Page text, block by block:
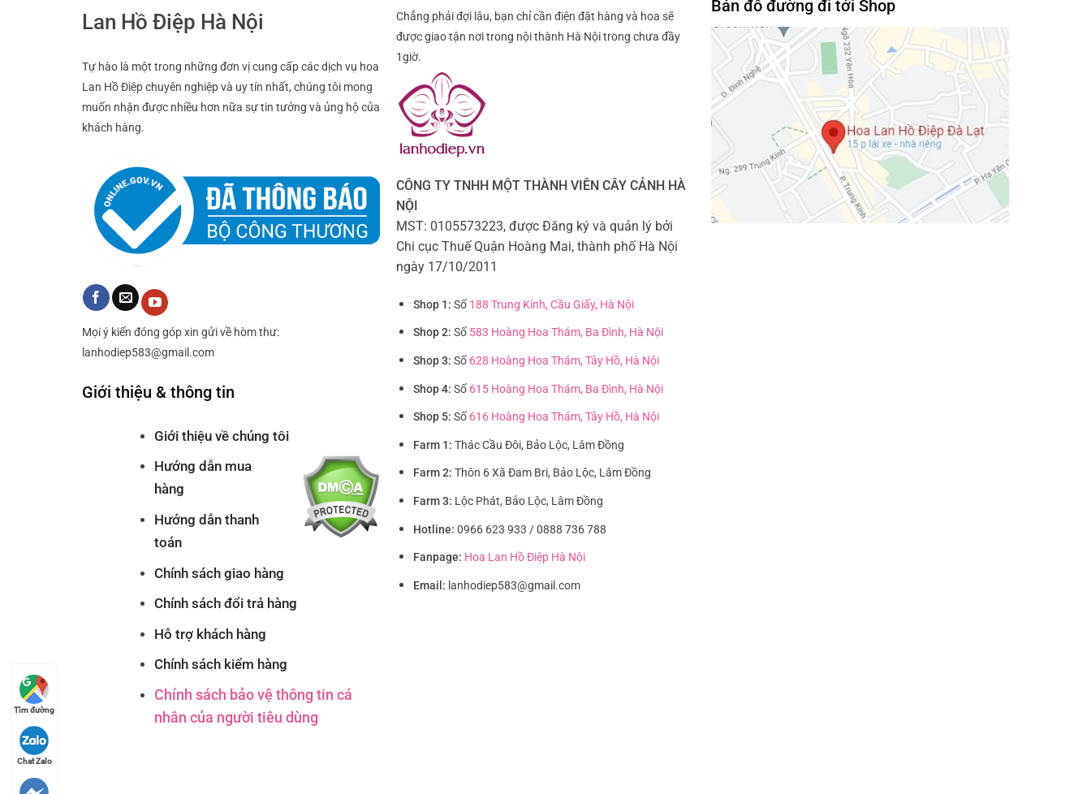
Lan Hồ Điệp Hà Nội
Tự hào là một trong những đơn vị cung cấp các dịch vụ hoa
Lan Hồ Điệp chuyên nghiệp và uy tín nhất, chúng tôi mong
muốn nhận được nhiều hơn nữa sự tin tưởng và ủng hộ của
khách hàng.
Mọi ý kiến đóng góp xin gửi về hòm thư:
lanhodiep583@gmail.com
Giới thiệu & thông tin
Giới thiệu về chúng tôi
Hướng dẫn mua
hàng
Hướng dẫn thanh
toán
Chính sách giao hàng
Chính sách đổi trả hàng
Hỗ trợ khách hàng
Chính sách kiểm hàng
Chính sách bảo vệ thông tin cá
nhân của người tiêu dùng
Chẳng phải đợi lâu, bạn chỉ cần điện đặt hàng và hoa sẽ
được giao tận nơi trong nội thành Hà Nội trong chưa đầy
1giờ.
CÔNG TY TNHH MỘT THÀNH VIÊN CÂY CẢNH HÀ
NỘI
MST: 0105573223, được Đăng ký và quản lý bởi
Chi cục Thuế Quận Hoàng Mai, thành phố Hà Nội
ngày 17/10/2011
Shop 1: Số 188 Trung Kính, Cầu Giấy, Hà Nội
Shop 2: Số 583 Hoàng Hoa Thám, Ba Đình, Hà Nội
Shop 3: Số 628 Hoàng Hoa Thám, Tây Hồ, Hà Nội
Shop 4: Số 615 Hoàng Hoa Thám, Ba Đình, Hà Nội
Shop 5: Số 616 Hoàng Hoa Thám, Tây Hồ, Hà Nội
Farm 1: Thác Cầu Đôi, Bảo Lộc, Lâm Đồng
Farm 2: Thôn 6 Xã Đam Bri, Bảo Lộc, Lâm Đồng
Farm 3: Lộc Phát, Bảo Lộc, Lâm Đồng
Hotline: 0966 623 933 / 0888 736 788
Fanpage: Hoa Lan Hồ Điệp Hà Nội
Email: lanhodiep583@gmail.com
Bản đồ đường đi tới Shop
Tìm đường
Chat Zalo
Tìm đường
Chat Zalo